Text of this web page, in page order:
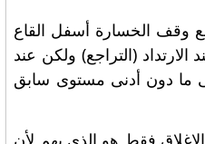
وقف الخسارة أسفل القاع
(التراجع) ولكن عند
ما دون أدنى مستوى سابق
فقط هو الذي يهم لأن